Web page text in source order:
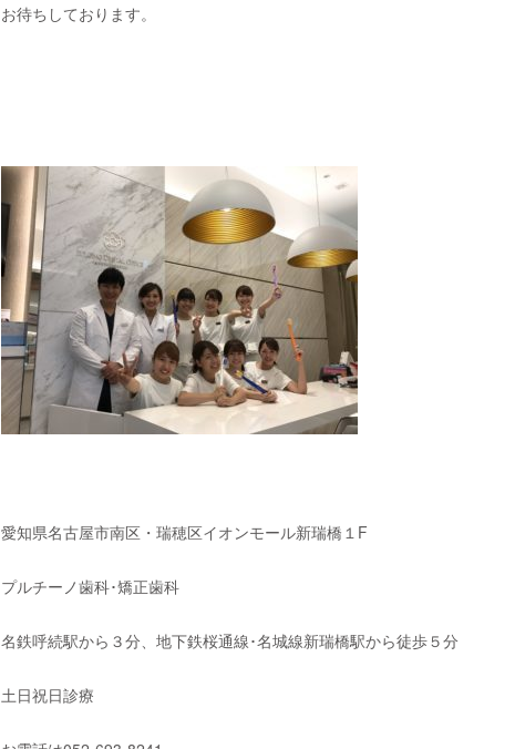
お待ちしております。
愛知県名古屋市南区・瑞穂区イオンモール新瑞橋１F
プルチーノ歯科･矯正歯科
名鉄呼続駅から３分、地下鉄桜通線･名城線新瑞橋駅から徒歩５分
土日祝日診療